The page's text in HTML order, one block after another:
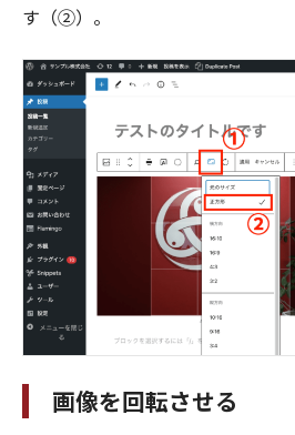
す（②）。
画像を回転させる